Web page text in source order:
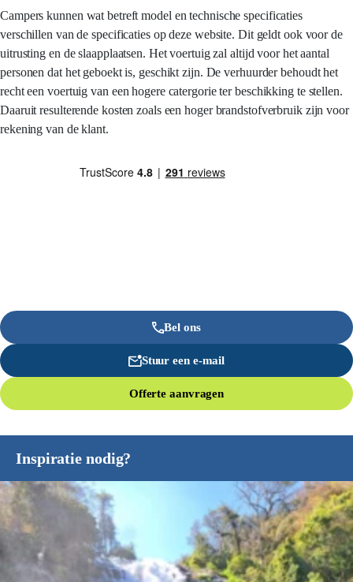
Campers kunnen wat betreft model en technische specificaties
verschillen van de specificaties op deze website. Dit geldt ook voor de
uitrusting en de slaapplaatsen. Het voertuig zal altijd voor het aantal
personen dat het geboekt is, geschikt zijn. De verhuurder behoudt het
recht een voertuig van een hogere catergorie ter beschikking te stellen.
Daaruit resulterende kosten zoals een hoger brandstofverbruik zijn voor
rekening van de klant.
Bel ons
Stuur een e-mail
Offerte aanvragen
Inspiratie nodig?